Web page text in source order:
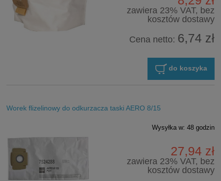
zawiera 23% VAT, bez
kosztów dostawy
Cena netto: 6,74 zł
do koszyka
Worek flizelinowy do odkurzacza taski AERO 8/15
Wysyłka w: 48 godzin
27,94 zł
zawiera 23% VAT, bez
kosztów dostawy